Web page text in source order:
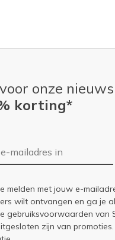
onze
korting*
melden met jouw e-
wilt ontvangen en ga je
gebruiksvoorwaarden van
zijn van promoties.